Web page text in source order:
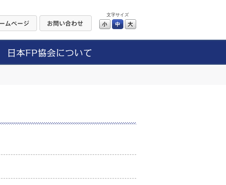
文字サイズ
小 中